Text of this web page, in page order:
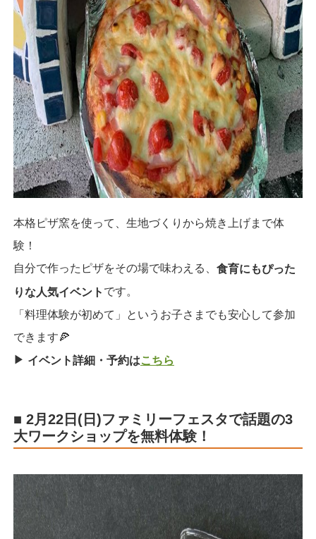
本格ピザ窯を使って、生地づくりから焼き上げまで体
験！
自分で作ったピザをその場で味わえる、 食育にもぴった
りな人気イベント です。
「料理体験が初めて」というお子さまでも安心して参加
できます🍕
▶︎ イベント詳細・予約はこちら
■ 2月22日(日)ファミリーフェスタで話題の3
大ワークショップを無料体験！